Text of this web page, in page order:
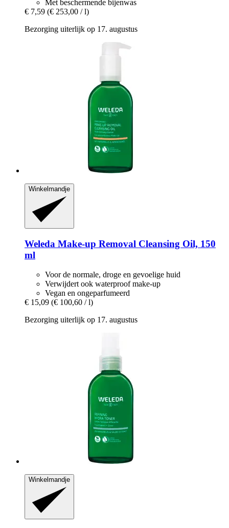
Met beschermende bijenwas
€ 7,59 (€ 253,00 / l)
Bezorging uiterlijk op 17. augustus
Winkelmandje
Weleda Make-​up Removal Cleansing Oil, 150
ml
Voor de normale, droge en gevoelige huid
Verwijdert ook waterproof make-up
Vegan en ongeparfumeerd
€ 15,09 (€ 100,60 / l)
Bezorging uiterlijk op 17. augustus
Winkelmandje